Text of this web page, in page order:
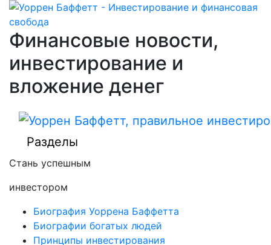
Финансовые новости,
инвестирование и
вложение денег
Разделы
Стань успешным
инвестором
Биография Уоррена Баффетта
Биографии богатых людей
Принципы инвестирования